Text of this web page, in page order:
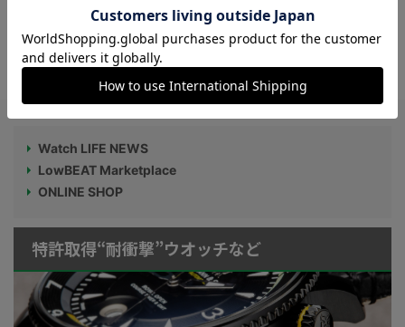
発、 “ヴァルドホフ”のスケルトントゥール
ビヨンを実機レビュー
Watch LIFE NEWS
LowBEAT Marketplace
ONLINE SHOP
特許取得“耐衝撃”ウオッチなど